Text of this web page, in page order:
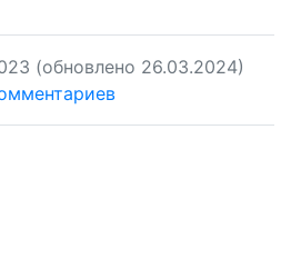
(обновлено 26.03.2024)